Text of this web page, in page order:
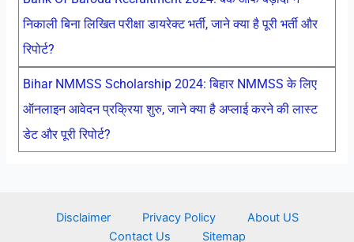
निकाली बिना लिखित परीक्षा डायरेक्ट भर्ती, जाने क्या है पूरी भर्ती और
रिपोर्ट?
Bihar NMMSS Scholarship 2024: बिहार NMMSS के लिए
ऑनलाइन आवेदन प्रक्रिया शुरु, जाने क्या है अप्लाई करने की लास्ट
डेट और पूरी रिपोर्ट?
Disclaimer Privacy Policy
About US
Contact Us
Sitemap